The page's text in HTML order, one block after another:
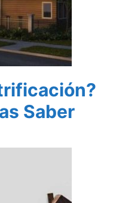
Saber